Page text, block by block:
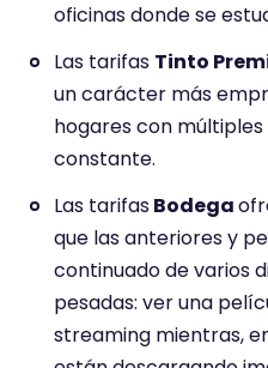
oficinas donde se
Las tarifas Tinto
un carácter más
hogares con múltiples
constante.
Las tarifasBodega
que las anteriores y
continuado de varios
pesadas: ver una
streaming mientras,